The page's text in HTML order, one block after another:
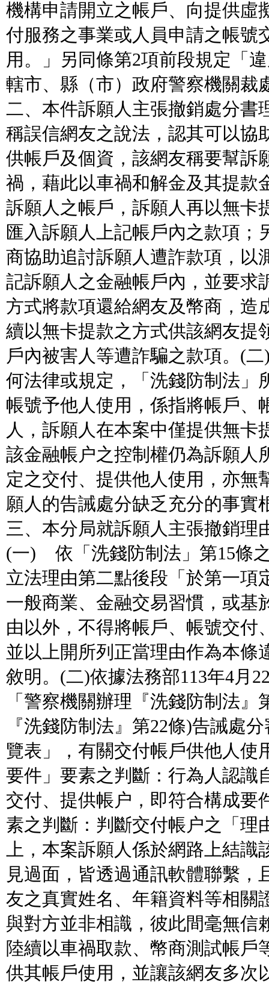
機構申請開立之帳戶、向提供虛
付服務之事業或人員申請之帳號
用。」另同條第2項前段規定「
轄市、縣（市）政府警察機關裁
二、本件訴願人主張撤銷處分書
稱誤信網友之說法，認其可以協
供帳戶及個資，該網友稱要幫訴
禍，藉此以車禍和解金及其提款
訴願人之帳戶，訴願人再以無卡
匯入訴願人上記帳戶內之款項；
商協助追討訴願人遭詐款項，以
記訴願人之金融帳戶內，並要求
方式將款項還給網友及幣商，造
續以無卡提款之方式供該網友提
戶內被害人等遭詐騙之款項。(
何法律或規定，「洗錢防制法」
帳號予他人使用，係指將帳戶、
人，訴願人在本案中僅提供無卡
該金融帳户之控制權仍為訴願人
定之交付、提供他人使用，亦無
願人的告誡處分缺乏充分的事實
三、本分局就訴願人主張撤銷理
(一) 依「洗錢防制法」第15條
立法理由第二點後段「於第一項
一般商業、金融交易習慣，或基
由以外，不得將帳戶、帳號交付
並以上開所列正當理由作為本條
敘明。(二)依據法務部113年4月
「警察機關辦理『洗錢防制法』
『洗錢防制法』第22條)告誡處
覽表」，有關交付帳戶供他人使
要件」要素之判斷：行為人認識
交付、提供帳户，即符合構成要
素之判斷：判斷交付帳户之「理
上，本案訴願人係於網路上結
見過面，皆透過通訊軟體聯繫，
友之真實姓名、年籍資料等相關
與對方並非相識，彼此間毫無信
陸續以車禍取款、幣商測試帳戶
供其帳戶使用，並讓該網友多次